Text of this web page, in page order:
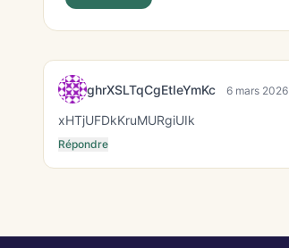
ghrXSLTqCgEtIeYmKc 6 mars 2026
xHTjUFDkKruMURgiUIk
Répondre